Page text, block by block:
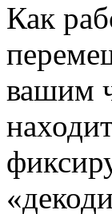
Как
вашим